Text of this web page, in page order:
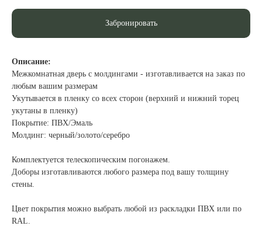
Забронировать
Описание:
Межкомнатная дверь с молдингами - изготавливается на заказ по
любым вашим размерам
Укутывается в пленку со всех сторон (верхний и нижний торец
укутаны в пленку)
Покрытие: ПВХ/Эмаль
Молдинг: черный/золото/серебро
Комплектуется телескопическим погонажем.
Доборы изготавливаются любого размера под вашу толщину
стены.
Цвет покрытия можно выбрать любой из раскладки ПВХ или по
RAL.